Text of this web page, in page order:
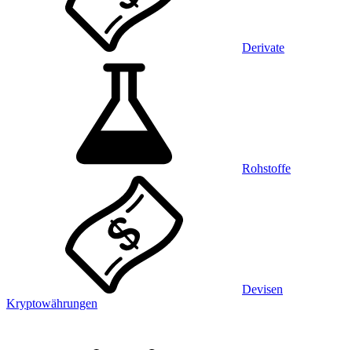
Derivate
Rohstoffe
Devisen
Kryptowährungen